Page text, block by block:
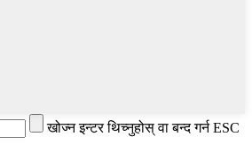
खोज्न इन्टर थिच्नुहोस् वा बन्द गर्न ESC